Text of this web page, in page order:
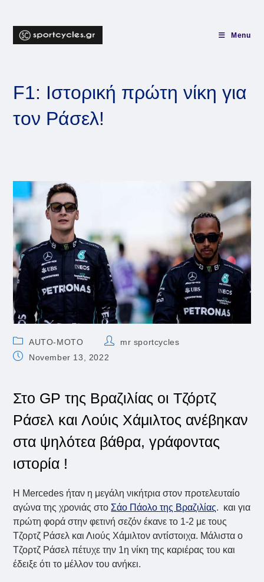
content
Menu
F1: Ιστορική πρώτη νίκη για
τον Ράσελ!
Post
category:
AUTO-MOTO
Postmr sportcycles
PostNovember 13, 2022
Στο GP της Βραζιλίας οι Τζόρτζ
Ράσελ και Λούις Χάμιλτος ανέβηκαν
στα ψηλότεα βάθρα, γράφοντας
ιστορία !
Η Mercedes ήταν η μεγάλη νικήτρια στον προτελευταίο
αγώνα της χρονιάς στο Σάο Πάολο της Βραζιλίας. και για
πρώτη φορά στην φετινή σεζόν έκανε το 1-2 με τους
Τζορτζ Ράσελ και Λιούς Χάμιλτον αντίστοιχα. Μάλιστα ο
Τζορτζ Ράσελ πέτυχε την 1η νίκη της καριέρας του και
έδειξε ότι το μέλλον του ανήκει.